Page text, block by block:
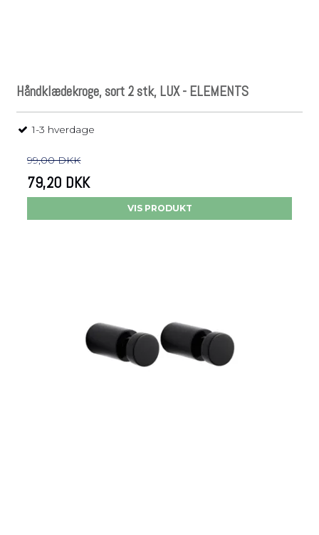
Håndklædekroge, sort 2 stk, LUX - ELEMENTS
1-3 hverdage
99,00 DKK
79,20 DKK
VIS PRODUKT